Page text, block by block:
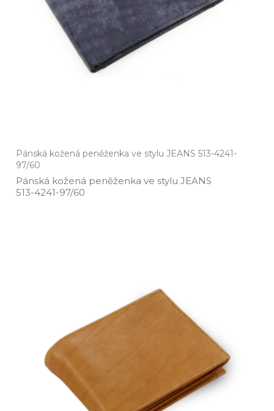
Pánská kožená peněženka ve stylu JEANS 513-4241-
97/60
Pánská kožená peněženka ve stylu JEANS
513­-4241­-97/60